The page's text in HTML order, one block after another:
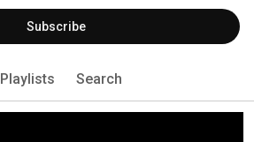
Subscribe
Playlists Search